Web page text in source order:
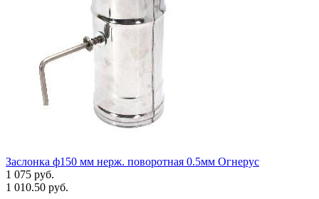
Заслонка ф150 мм нерж. поворотная 0.5мм Огнерус
1 075 руб.
1 010.50 руб.